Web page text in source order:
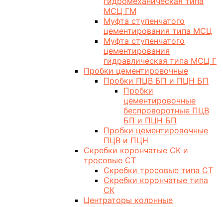
МСЦ ГМ
Муфта ступенчатого
цементирования типа МСЦ
Муфта ступенчатого
цементирования
гидравлическая типа МСЦ Г
Пробки цементировочные
Пробки ПЦВ БП и ПЦН БП
Пробки
цементировочные
беспроворотные ПЦВ
БП и ПЦН БП
Пробки цементировочные
ПЦВ и ПЦН
Скребки корончатые СК и
тросовые СТ
Скребки тросовые типа СТ
Скребки корончатые типа
СК
Центраторы колонные